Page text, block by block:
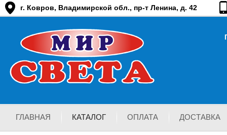
г. Ковров, Владимирской обл., пр-т Ленина, д. 42
ГЛАВНАЯ КАТАЛОГ ОПЛАТА ДОСТАВКА